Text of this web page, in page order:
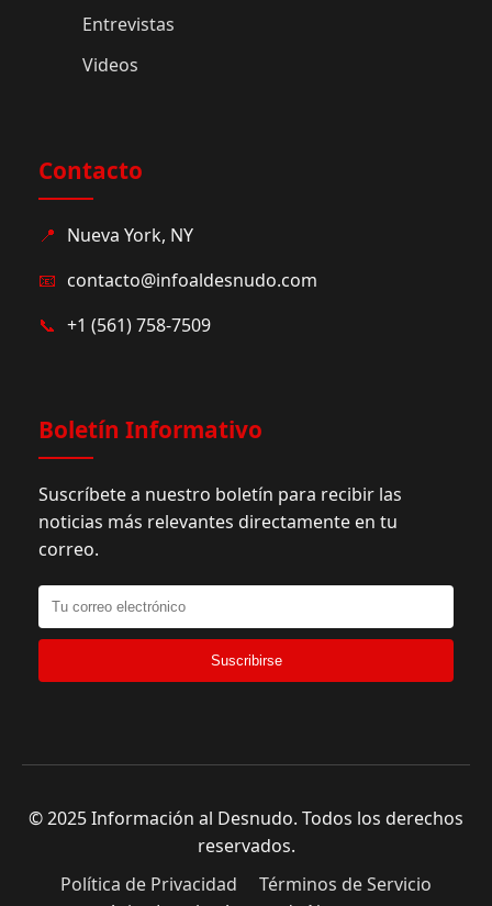
Entrevistas
Videos
Contacto
📍 Nueva York, NY
📧 contacto@infoaldesnudo.com
📞 +1 (561) 758-7509
Boletín Informativo
Suscríbete a nuestro boletín para recibir las
noticias más relevantes directamente en tu
correo.
Suscribirse
© 2025 Información al Desnudo. Todos los derechos
reservados.
Política de Privacidad
Términos de Servicio